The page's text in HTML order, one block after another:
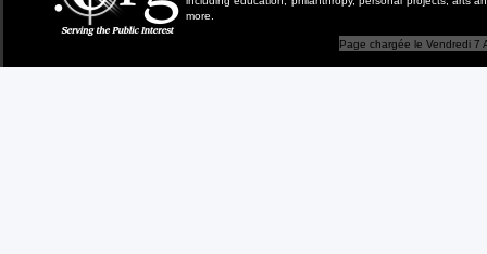
more.
Page chargée le Vendredi 7